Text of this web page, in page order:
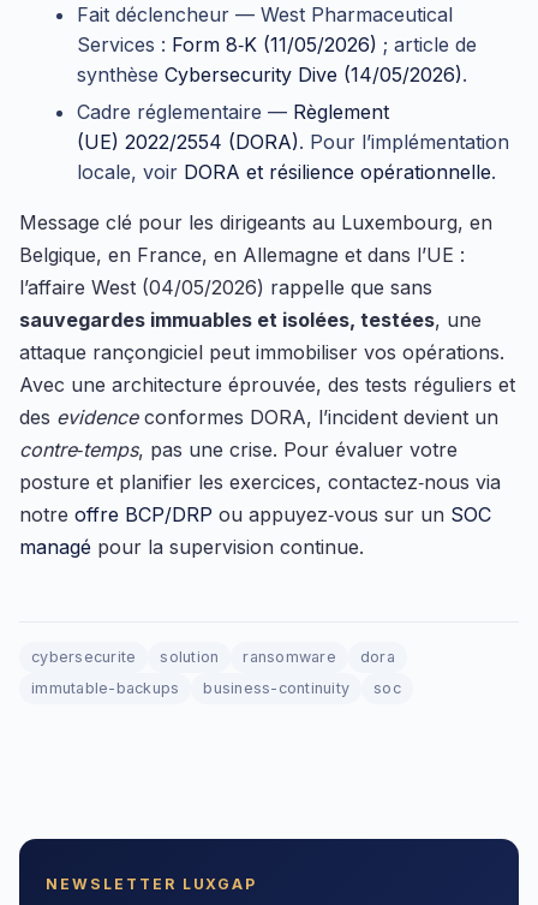
Fait déclencheur — West Pharmaceutical
Services : Form 8‑K (11/05/2026) ; article de
synthèse Cybersecurity Dive (14/05/2026).
Cadre réglementaire — Règlement
(UE) 2022/2554 (DORA). Pour l’implémentation
locale, voir DORA et résilience opérationnelle.
Message clé pour les dirigeants au Luxembourg, en
Belgique, en France, en Allemagne et dans l’UE :
l’affaire West (04/05/2026) rappelle que sans
sauvegardes immuables et isolées, testées, une
attaque rançongiciel peut immobiliser vos opérations.
Avec une architecture éprouvée, des tests réguliers et
des evidenceconformes DORA, l’incident devient un
contre‑temps, pas une crise. Pour évaluer votre
posture et planifier les exercices, contactez‑nous via
notre offre BCP/DRP ou appuyez‑vous sur un SOC
managé pour la supervision continue.
cybersecurite solution ransomware
dora
immutable-backups
business-continuity soc
NEWSLETTER LUXGAP